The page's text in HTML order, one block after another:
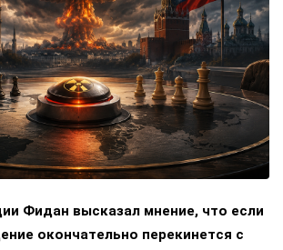
Фидан высказал мнение, что если
окончательно перекинется с